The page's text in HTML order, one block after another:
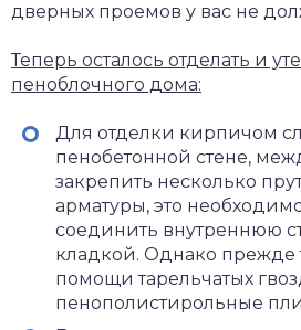
дверных проемов у вас не
Теперь осталось отделать и
пеноблочного дома:
Для отделки кирпичом
пенобетонной стене,
закрепить несколько
арматуры, это
соединить внутреннюю
кладкой. Однако прежде
помощи тарельчатых
пенополистирольные